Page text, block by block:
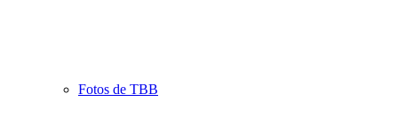
Fotos de TBB